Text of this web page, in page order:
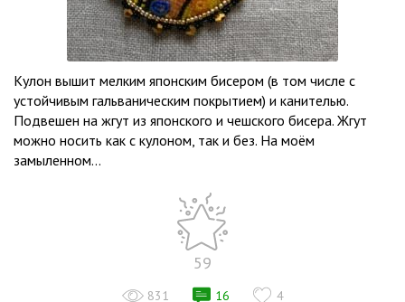
Кулон вышит мелким японским бисером (в том числе с
устойчивым гальваническим покрытием) и канителью.
Подвешен на жгут из японского и чешского бисера. Жгут
можно носить как с кулоном, так и без. На моём
замыленном...
59
831 16 4